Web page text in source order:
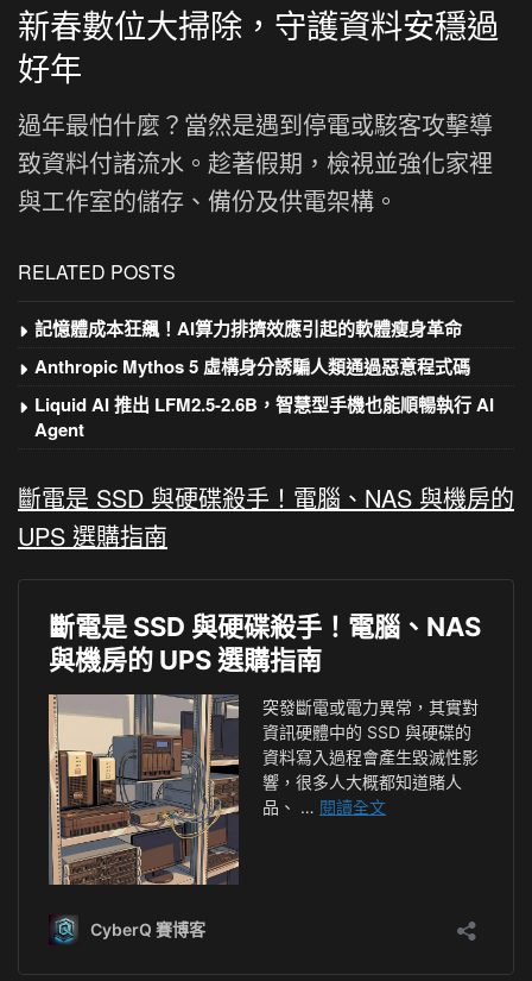
新春數位大掃除，守護資料安穩過
好年
過年最怕什麼？當然是遇到停電或駭客攻擊導
致資料付諸流水。趁著假期，檢視並強化家裡
與工作室的儲存、備份及供電架構。
RELATED POSTS
記憶體成本狂飆！AI算力排擠效應引起的軟體瘦身革命
Anthropic Mythos 5 虛構身分誘騙人類通過惡意程式碼
Liquid AI 推出 LFM2.5-2.6B，智慧型手機也能順暢執行 AI
Agent
斷電是 SSD 與硬碟殺手！電腦、NAS 與機房的
UPS 選購指南